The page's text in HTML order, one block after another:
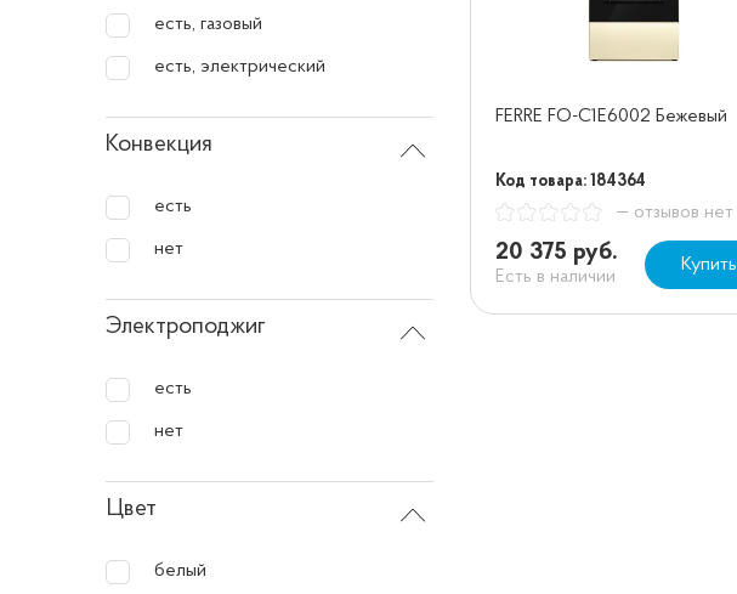
есть, газовый
есть, электрический
Конвекция
есть
нет
Электроподжиг
есть
нет
Цвет
белый
FERRE FO-C1E6002 Бежевый
Код товара: 184364
— отзывов нет
20 375 руб.
Есть в наличии
Купить